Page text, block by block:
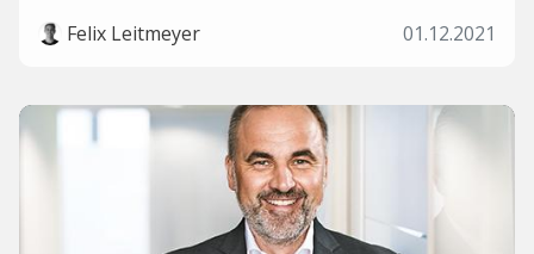
Felix Leitmeyer
01.12.2021